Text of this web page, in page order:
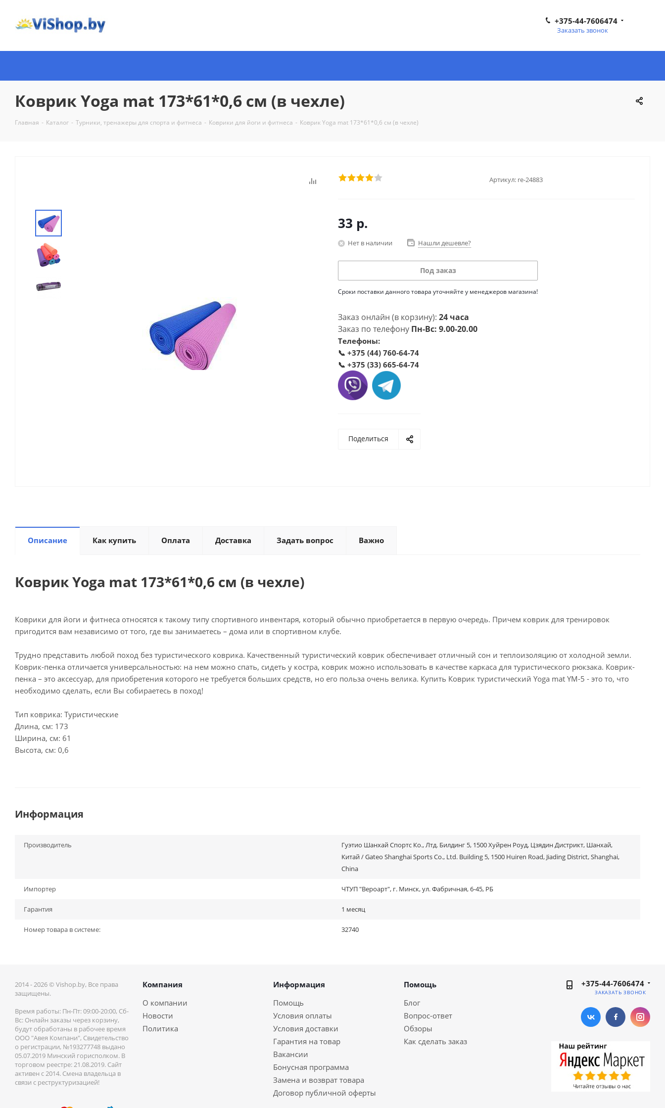
+375-44-7606474
Заказать звонок
Коврик Yoga mat 173*61*0,6 см (в чехле)
Главная - Каталог - Турники, тренажеры для спорта и фитнеса - Коврики для йоги и фитнеса - Коврик Yoga mat 173*61*0,6 см (в чехле)
Артикул: re-24883
33 р.
Нет в наличии Нашли дешевле?
Под заказ
Сроки поставки данного товара уточняйте у менеджеров магазина!
Заказ онлайн (в корзину): 24 часа
Заказ по телефону Пн-Вс: 9.00-20.00
Телефоны:
📞 +375 (44) 760-64-74
📞 +375 (33) 665-64-74
Поделиться
Описание Как купить Оплата Доставка Задать вопрос Важно
Коврик Yoga mat 173*61*0,6 см (в чехле)
Коврики для йоги и фитнеса относятся к такому типу спортивного инвентаря, который обычно приобретается в первую очередь. Причем коврик для тренировок
пригодится вам независимо от того, где вы занимаетесь – дома или в спортивном клубе.
Трудно представить любой поход без туристического коврика. Качественный туристический коврик обеспечивает отличный сон и теплоизоляцию от холодной земли.
Коврик-пенка отличается универсальностью: на нем можно спать, сидеть у костра, коврик можно использовать в качестве каркаса для туристического рюкзака. Коврик-
пенка – это аксессуар, для приобретения которого не требуется больших средств, но его польза очень велика. Купить Коврик туристический Yoga mat YM-5 - это то, что
необходимо сделать, если Вы собираетесь в поход!
Тип коврика: Туристические
Длина, см: 173
Ширина, см: 61
Высота, см: 0,6
Информация
Производитель
Гуэтио Шанхай Спортс Ко., Лтд. Билдинг 5, 1500 Хуйрен Роуд, Цзядин Дистрикт, Шанхай,
Китай / Gateo Shanghai Sports Co., Ltd. Building 5, 1500 Huiren Road, Jiading District, Shanghai,
China
Импортер ЧТУП "Вероарт", г. Минск, ул. Фабричная, 6-45, РБ
Гарантия 1 месяц
Номер товара в системе: 32740
2014 - 2026 © Vishop.by, Все права
защищены.
Время работы: Пн-Пт: 09:00-20:00, Сб-
Вс: Онлайн заказы через корзину,
будут обработаны в рабочее время
ООО "Авея Компани", Свидетельство
о регистрации, №193277748 выдано
05.07.2019 Минский горисполком. В
торговом реестре: 21.08.2019. Сайт
активен с 2014. Смена владельца в
связи с реструктуризацией!
Компания
О компании
Новости
Политика
Информация
Помощь
Условия оплаты
Условия доставки
Гарантия на товар
Вакансии
Бонусная программа
Замена и возврат товара
Договор публичной оферты
Помощь
Блог
Вопрос-ответ
Обзоры
Как сделать заказ
+375-44-7606474
ЗАКАЗАТЬ ЗВОНОК